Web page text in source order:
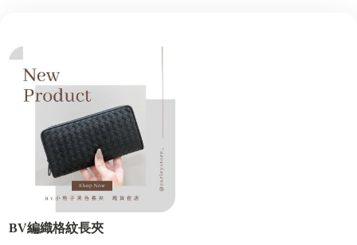
BV編織格紋長夾